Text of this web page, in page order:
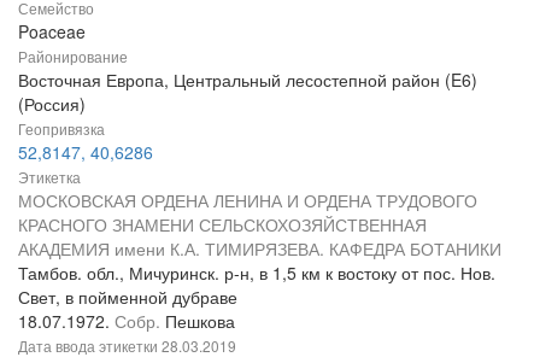
Семейство
Poaceae
Районирование
Восточная Европа, Центральный лесостепной район (E6)
(Россия)
Геопривязка
52,8147, 40,6286
Этикетка
МОСКОВСКАЯ ОРДЕНА ЛЕНИНА И ОРДЕНА ТРУДОВОГО
КРАСНОГО ЗНАМЕНИ СЕЛЬСКОХОЗЯЙСТВЕННАЯ
АКАДЕМИЯ имени К.А. ТИМИРЯЗЕВА. КАФЕДРА БОТАНИКИ
Тамбов. обл., Мичуринск. р-н, в 1,5 км к востоку от пос. Нов.
Свет, в пойменной дубраве
18.07.1972. Собр. Пешкова
Дата ввода этикетки 28.03.2019